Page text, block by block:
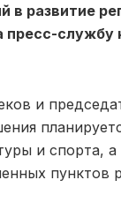
развитие
пресс-службу
и
и спорта, а
пунктов